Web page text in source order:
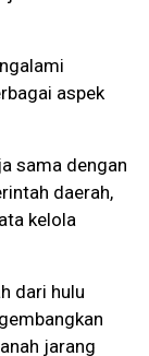
aspek
sama dengan
daerah,
kelola
dari hulu
jarang